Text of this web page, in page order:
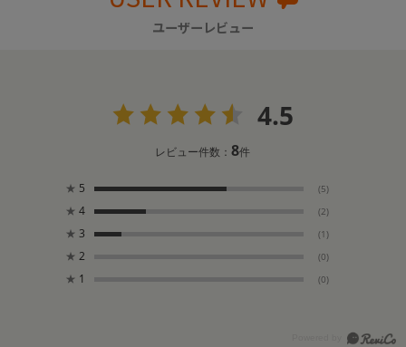
ユーザーレビュー
4.5
レビュー件数：8件
★ 5 (5)
★ 4 (2)
★ 3 (1)
★ 2 (0)
★ 1 (0)